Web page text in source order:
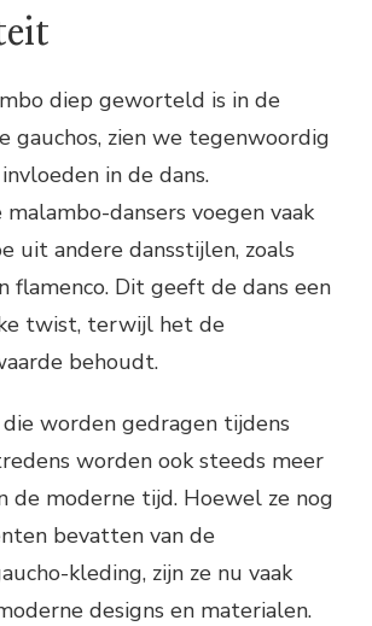
diep geworteld is in de
gauchos, zien we tegenwoordig
in de dans.
malambo-dansers voegen vaak
uit andere dansstijlen, zoals
flamenco. Dit geeft de dans een
twist, terwijl het de
behoudt.
worden gedragen tijdens
worden ook steeds meer
de moderne tijd. Hoewel ze nog
bevatten van de
kleding, zijn ze nu vaak
designs en materialen.